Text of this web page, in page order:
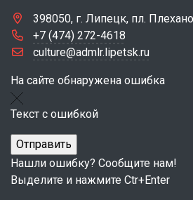
398050, г. Липецк, пл.
+7 (474) 272-4618
culture@admlr.lipetsk.ru
На сайте обнаружена ошибка
Текст с ошибкой
Нашли ошибку? Сообщите нам!
Выделите и нажмите Ctr+Enter